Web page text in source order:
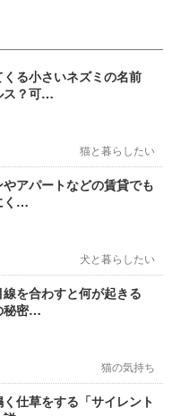
くる小さいネズミの名前
ス？可…
猫と暮らしたい
やアパートなどの賃貸でも
く…
犬と暮らしたい
線を合わすと何が起きる
秘密…
猫の気持ち
く仕草をする「サイレント